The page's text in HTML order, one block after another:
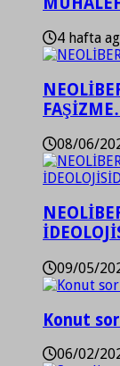
4 hafta
08/06/
09/05/
Konut
06/02/